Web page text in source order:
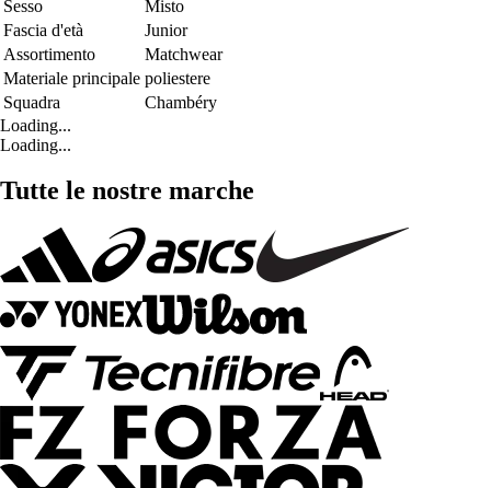
Sesso
Misto
Fascia d'età
Junior
Assortimento
Matchwear
Materiale principale poliestere
Squadra
Chambéry
Loading...
Loading...
Tutte le nostre marche